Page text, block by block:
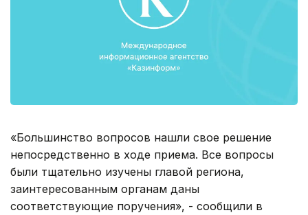
«Большинство вопросов нашли свое решение
непосредственно в ходе приема. Все вопросы
были тщательно изучены главой региона,
заинтересованным органам даны
соответствующие поручения», - сообщили в